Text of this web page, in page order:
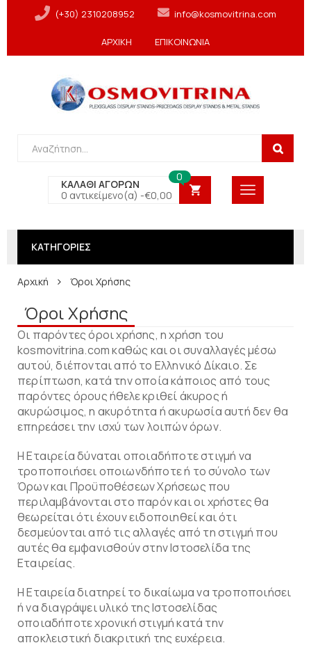
(+30) 2310208952 info@kosmovitrina.com
ΑΡΧΙΚΗ ΕΠΙΚΟΙΝΩΝΙΑ
ΚΑΛΑΘΙ ΑΓΟΡΩΝ
0 αντικείμενο(α) -€0,00
0
ΚΑΤΗΓΟΡΙΕΣ
Αρχική Όροι Χρήσης
Όροι Χρήσης
Οι παρόντες όροι χρήσης, η χρήση του
kosmovitrina.com καθώς και οι συναλλαγές μέσω
αυτού, διέπονται από το Ελληνικό Δίκαιο. Σε
περίπτωση, κατά την οποία κάποιος από τους
παρόντες όρους ήθελε κριθεί άκυρος ή
ακυρώσιμος, η ακυρότητα ή ακυρωσία αυτή δεν θα
επηρεάσει την ισχύ των λοιπών όρων.
Η Εταιρεία δύναται οποιαδήποτε στιγμή να
τροποποιήσει οποιωνδήποτε ή το σύνολο των
Όρων και Προϋποθέσεων Χρήσεως που
περιλαμβάνονται στο παρόν και οι χρήστες θα
θεωρείται ότι έχουν ειδοποιηθεί και ότι
δεσμεύονται από τις αλλαγές από τη στιγμή που
αυτές θα εμφανισθούν στην Ιστοσελίδα της
Εταιρείας.
Η Εταιρεία διατηρεί το δικαίωμα να τροποποιήσει
ή να διαγράψει υλικό της Ιστοσελίδας
οποιαδήποτε χρονική στιγμή κατά την
αποκλειστική διακριτική της ευχέρεια.